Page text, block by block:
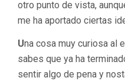
otro punto de vista,
me ha aportado ciertas
Una cosa muy curiosa al
sabes que ya ha
sentir algo de pena y